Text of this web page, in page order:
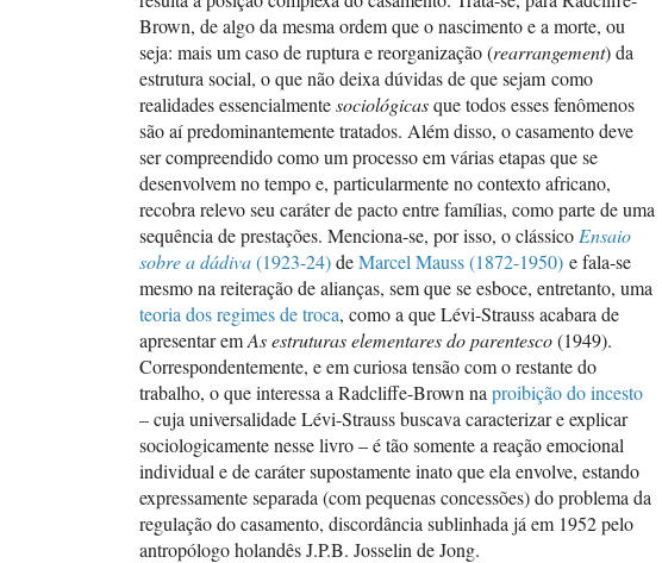
Brown, de algo da mesma ordem que o nascimento e a morte, ou
seja: mais um caso de ruptura e reorganização (rearrangement) da
estrutura social, o que não deixa dúvidas de que sejam como
realidades essencialmentesociológicasque todos esses fenômenos
são aí predominantemente tratados. Além disso, o casamento deve
ser compreendido como um processo em várias etapas que se
desenvolvem no tempo e, particularmente no contexto africano,
recobra relevo seu caráter de pacto entre famílias, como parte de uma
sequência de prestações. Menciona-se, por isso, o clássico Ensaio
sobre a dádiva(1923-24)deMarcel Mauss (1872-1950) e fala-se
mesmo na reiteração de alianças, sem que se esboce, entretanto, uma
teoria dos regimes de troca, como a que Lévi-Strauss acabara de
apresentar emAs estruturas elementares do parentesco(1949).
Correspondentemente, e em curiosa tensão com o restante do
trabalho, o que interessa a Radcliffe-Brown na proibição do incesto
– cuja universalidade Lévi-Strauss buscava caracterizar e explicar
sociologicamente nesse livro – é tão somente a reação emocional
individual e de caráter supostamente inato que ela envolve, estando
expressamente separada (com pequenas concessões) do problema da
regulação do casamento, discordância sublinhada já em 1952 pelo
antropólogo holandês J.P.B. Josselin de Jong.